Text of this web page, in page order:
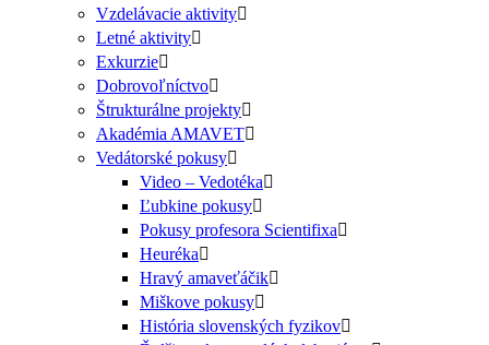
Vzdelávacie aktivity
Letné aktivity
Exkurzie
Dobrovoľníctvo
Štrukturálne projekty
Akadémia AMAVET
Vedátorské pokusy
Video – Vedotéka
Ľubkine pokusy
Pokusy profesora Scientifixa
Heuréka
Hravý amaveťáčik
Miškove pokusy
História slovenských fyzikov